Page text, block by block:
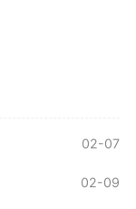
。纹路应该具
果更加美观和
受人们欢迎。
致的翡翠手镯
否没有瑕疵和
作出来的手镯，
02-07
02-09